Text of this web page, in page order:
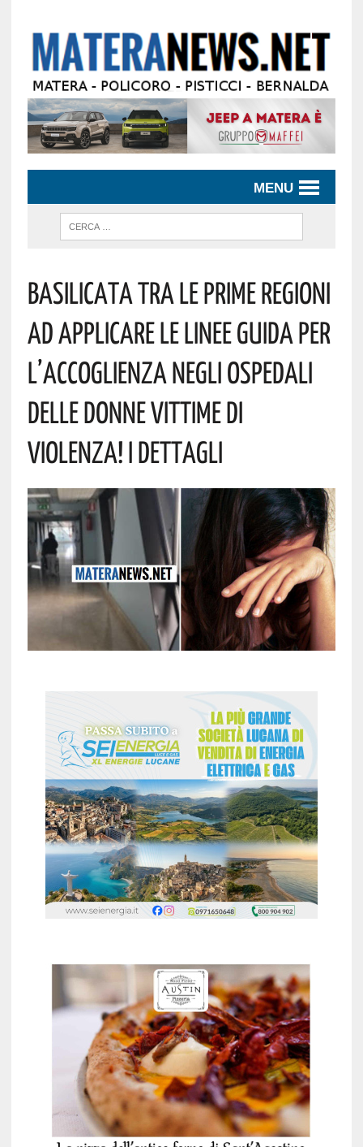
MENU
Basilicata Tra Le Prime Regioni
Ad Applicare Le Linee Guida Per
L’accoglienza Negli Ospedali
Delle Donne Vittime Di
Violenza! I Dettagli